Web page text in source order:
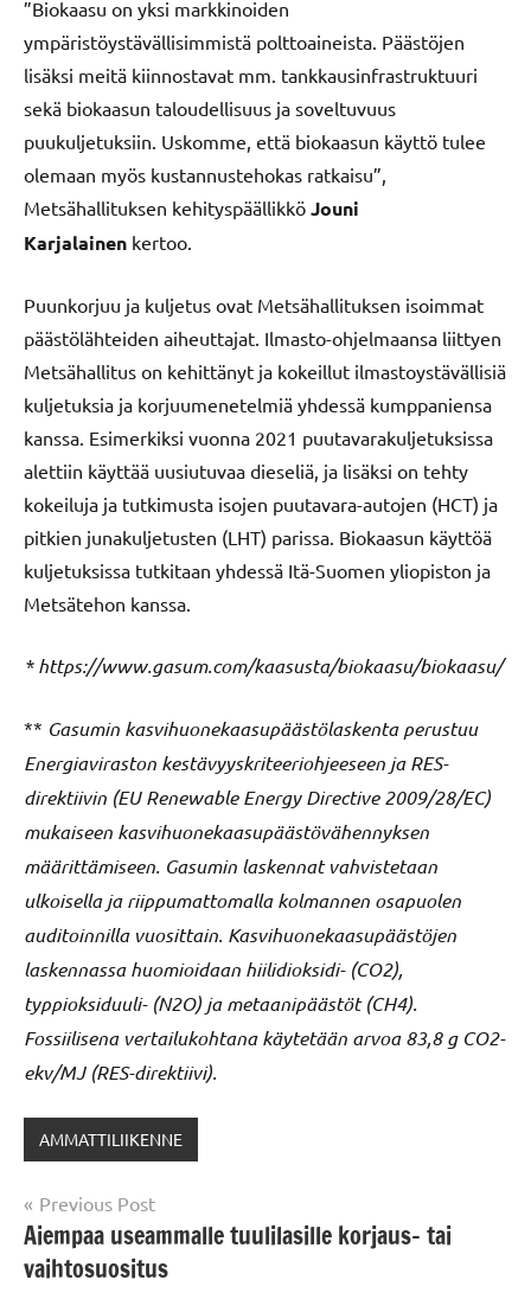
”Biokaasu on yksi markkinoiden
ympäristöystävällisimmistä polttoaineista. Päästöjen
lisäksi meitä kiinnostavat mm. tankkausinfrastruktuuri
sekä biokaasun taloudellisuus ja soveltuvuus
puukuljetuksiin. Uskomme, että biokaasun käyttö tulee
olemaan myös kustannustehokas ratkaisu”,
Metsähallituksen kehityspäällikkö Jouni
Karjalainen kertoo.
Puunkorjuu ja kuljetus ovat Metsähallituksen isoimmat
päästölähteiden aiheuttajat. Ilmasto-ohjelmaansa liittyen
Metsähallitus on kehittänyt ja kokeillut ilmastoystävällisiä
kuljetuksia ja korjuumenetelmiä yhdessä kumppaniensa
kanssa. Esimerkiksi vuonna 2021 puutavarakuljetuksissa
alettiin käyttää uusiutuvaa dieseliä, ja lisäksi on tehty
kokeiluja ja tutkimusta isojen puutavara-autojen (HCT) ja
pitkien junakuljetusten (LHT) parissa. Biokaasun käyttöä
kuljetuksissa tutkitaan yhdessä Itä-Suomen yliopiston ja
Metsätehon kanssa.
* https://www.gasum.com/kaasusta/biokaasu/biokaasu/
** Gasumin kasvihuonekaasupäästölaskenta perustuu
Energiaviraston kestävyyskriteeriohjeeseen ja RES-
direktiivin (EU Renewable Energy Directive 2009/28/EC)
mukaiseen kasvihuonekaasupäästövähennyksen
määrittämiseen. Gasumin laskennat vahvistetaan
ulkoisella ja riippumattomalla kolmannen osapuolen
auditoinnilla vuosittain. Kasvihuonekaasupäästöjen
laskennassa huomioidaan hiilidioksidi- (CO2),
typpioksiduuli- (N2O) ja metaanipäästöt (CH4).
Fossiilisena vertailukohtana käytetään arvoa 83,8 g CO2-
ekv/MJ (RES-direktiivi).
AMMATTILIIKENNE
Post
navigation
Previous Post
Aiempaa useammalle tuulilasille korjaus- tai
vaihtosuositus